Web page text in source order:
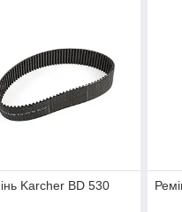
Karcher BD 530